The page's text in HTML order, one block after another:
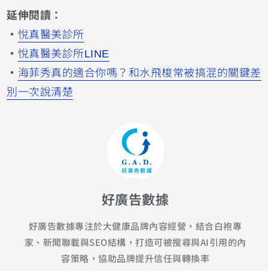
延伸閱讀：
・ 悅真醫美診所
・ 悅真醫美診所LINE
・ 海菲秀真的適合你嗎？和水飛梭常被搞混的關鍵差
別一次說清楚
好廣告數據
好廣告數據專注於大健康品牌內容經營，結合白袍專
家、新聞聯載與SEO結構，打造可被搜尋與AI引用的內
容策略，協助品牌提升信任與轉換率